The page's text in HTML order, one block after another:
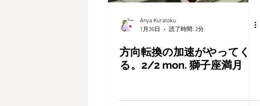
Anya Kuratoku
1月30日
読了時間: 2分
方向転換の加速がやってく
る。2/2 mon. 獅子座満月